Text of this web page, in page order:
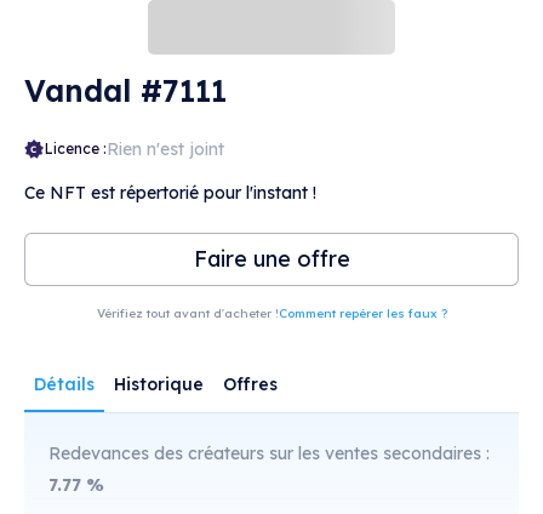
Vandal #7111
Licence :Rien n'est joint
Ce NFT est répertorié pour l'instant !
Faire une offre
Vérifiez tout avant d'acheter !Comment repérer les faux ?
Détails Historique Offres
Redevances des créateurs sur les ventes secondaires :
7.77 %